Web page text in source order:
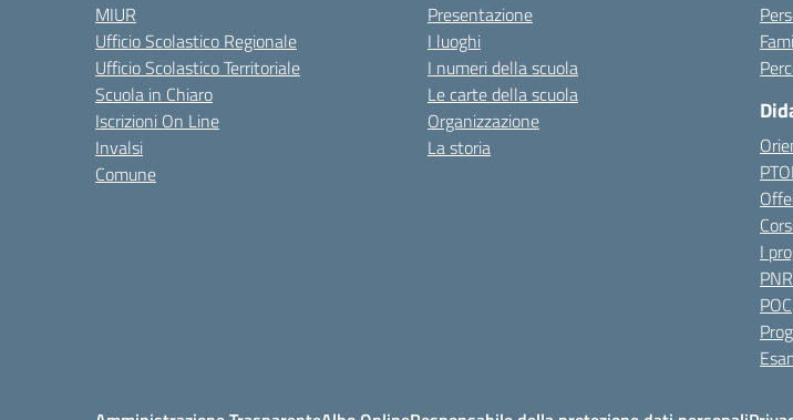
MIUR
Ufficio Scolastico Regionale
Ufficio Scolastico Territoriale
Scuola in Chiaro
Iscrizioni On Line
Invalsi
Comune
Presentazione
I luoghi
I numeri della scuola
Le carte della scuola
Organizzazione
La storia
I
POC